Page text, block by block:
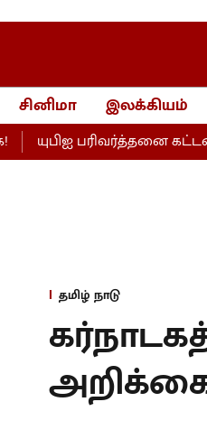
சினிமா இலக்கியம்
யுபிஐ பரிவர்த்தனை கட்டணம்
தமிழ் நாடு